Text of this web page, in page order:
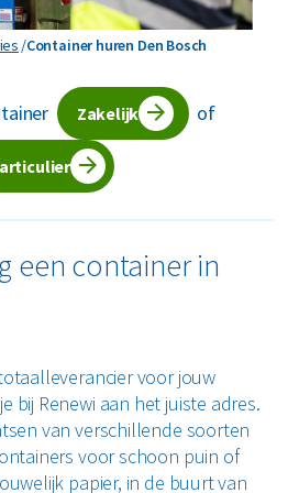
Container huren Den Bosch
Container huren Den Bosch
Zakelijk of
een container in
voor jouw
bij Renewi aan het juiste adres.
van verschillende soorten
voor schoon puin of
papier, in de buurt van